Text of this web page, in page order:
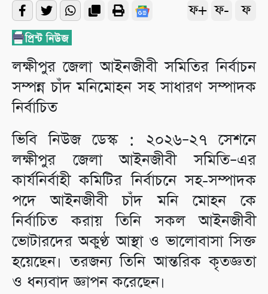
ফ+ ফ- ফ
লক্ষীপুর জেলা আইনজীবী সমিতির নির্বাচন
সম্পন্ন চাঁদ মনিমোহন সহ সাধারণ সম্পাদক
নির্বাচিত
ভিবি নিউজ ডেস্ক : ২০২৬–২৭ সেশনে
লক্ষীপুর জেলা আইনজীবী সমিতি–এর
কার্যনির্বাহী কমিটির নির্বাচনে সহ-সম্পাদক
পদে আইনজীবী চাঁদ মনি মোহন কে
নির্বাচিত করায় তিনি সকল আইনজীবী
ভোটারদের অকুণ্ঠ আস্থা ও ভালোবাসা সিক্ত
হয়েছেন। তরজন্য তিনি আন্তরিক কৃতজ্ঞতা
ও ধন্যবাদ জ্ঞাপন করেছেন।